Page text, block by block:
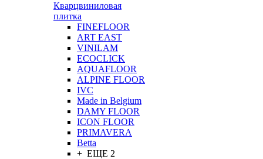
Кварцвиниловая
плитка
FINEFLOOR
ART EAST
VINILAM
ECOCLICK
AQUAFLOOR
ALPINE FLOOR
IVC
Made in Belgium
DAMY FLOOR
ICON FLOOR
PRIMAVERA
Betta
+ ЕЩЕ 2